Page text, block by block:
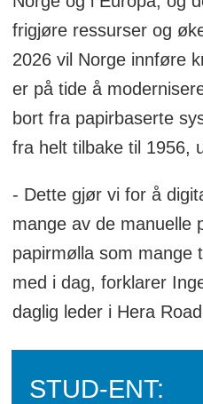
frigjøre ressurser og
2026 vil Norge innføre
er på tide å
bort fra papirbaserte
fra helt tilbake til 1956,
- Dette gjør vi for å
mange av de manuelle
papirmølla som mange
med i dag, forklarer
daglig leder i Hera
STUD-ENT: